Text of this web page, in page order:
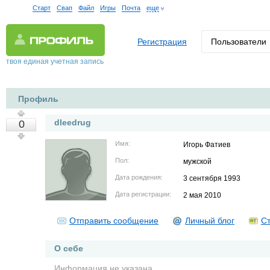
Старт Свап Файл Игры Почта еще
твоя единая учетная запись
Регистрация Пользователи
Профиль
0 dleedrug
Имя: Игорь Фатиев
Пол: мужской
Дата рождения: 3 сентября 1993
Дата регистрации: 2 мая 2010
Отправить сообщение Личный блог
О себе